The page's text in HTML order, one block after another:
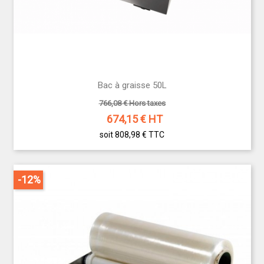
Bac à graisse 50L
766,08 € Hors taxes
674,15€ HT
soit 808,98 € TTC
-12%